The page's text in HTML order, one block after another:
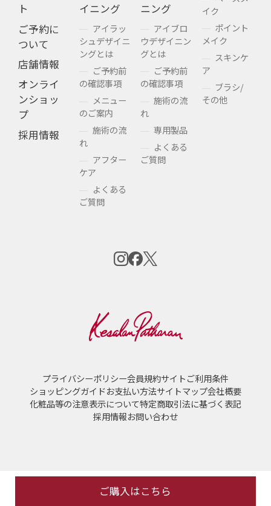
ご購入はこちら
ト
ご予約に
ついて
店舗情報
オンライ
ンショッ
プ
採用情報
イニング
アイラッ
シュデザイニ
ングとは
ご予約前
の確認事項
メニュー
のご案内
施術の流
れ
アフター
ケア
よくある
ご質問
ニング
アイブロ
ウデザイニン
グとは
ご予約前
の確認事項
施術の流
れ
専用製品
よくある
ご質問
イク
ポイント
メイク
スキンケ
ア
ブラシ/
その他
プライバシーポリシー会員規約サイトご利用条件
ショッピングガイドお支払い方法サイトマップ会社概要
化粧品等の注意表示について特定商取引法に基づく表記
採用情報お問い合わせ
PIAS GROUP Web Site
Copyright© Kesalanpatharan ALL rights reserved.